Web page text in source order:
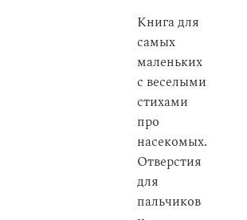
Книга для
самых
маленьких
с веселыми
стихами
про
насекомых.
Отверстия
для
пальчиков